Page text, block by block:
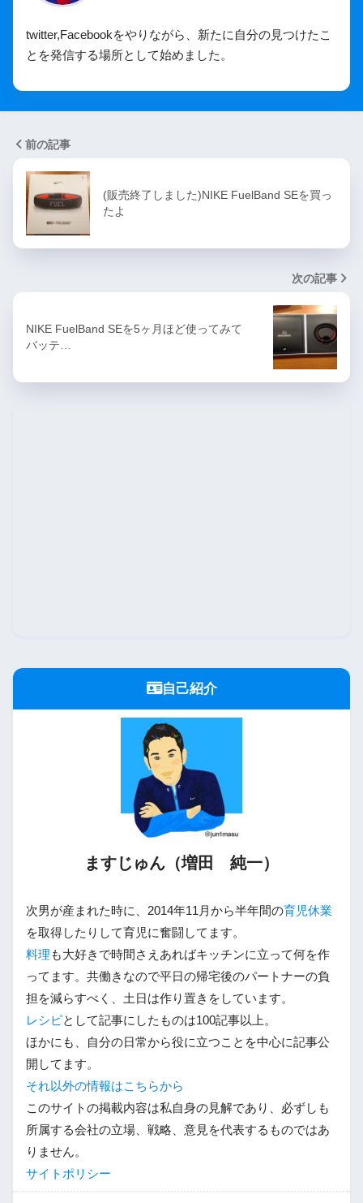
twitter,Facebookをやりながら、新たに自分の見つけたこ
とを発信する場所として始めました。
前の記事
(販売終了しました)NIKE FuelBand SEを買っ
たよ
次の記事
NIKE FuelBand SEを5ヶ月ほど使ってみて
バッテ…
自己紹介
ますじゅん（増田 純一）
次男が産まれた時に、2014年11月から半年間の育児休業
を取得したりして育児に奮闘してます。
料理 も大好きで時間さえあればキッチンに立って何を作
ってます。共働きなので平日の帰宅後のパートナーの負
担を減らすべく、土日は作り置きをしています。
レシピとして記事にしたものは100記事以上。
ほかにも、自分の日常から役に立つことを中心に記事公
開してます。
それ以外の情報はこちらから
このサイトの掲載内容は私自身の見解であり、必ずしも
所属する会社の立場、戦略、意見を代表するものではあ
りません。
サイトポリシー